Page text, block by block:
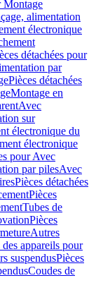
Montage
alimentation
électronique
détachées pour
par
Pièces détachées
Montage en
Avec
sur
électronique du
électronique
pour Avec
par pilesAvec
Pièces détachées
Pièces
Tubes de
Pièces
Autres
appareils pour
suspendusPièces
Coudes de